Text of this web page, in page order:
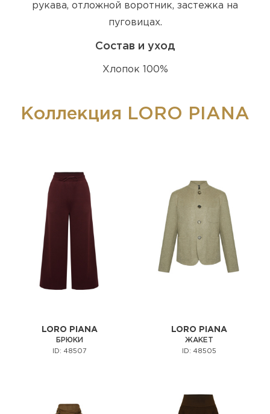
рукава, отложной воротник, застежка на
пуговицах.
Состав и уход
Хлопок 100%
Коллекция LORO PIANA
LORO PIANA
БРЮКИ
ID: 48507
LORO PIANA
ЖАКЕТ
ID: 48505